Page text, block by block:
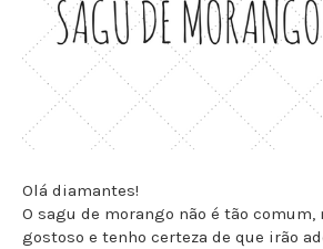
Olá diamantes!
O sagu de morango não é tão comum,
gostoso e tenho certeza de que irão